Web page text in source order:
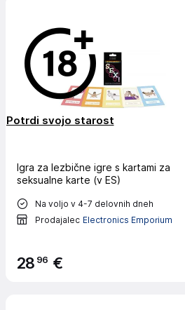
Igra za lezbične igre s kartami za
seksualne karte (v ES)
Na voljo v 4-7 delovnih dneh
Prodajalec Electronics Emporium
28 96 €
Potrdi svojo starost